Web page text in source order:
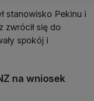
stanowisko Pekinu i
zwrócił się do
spokój i
na wniosek